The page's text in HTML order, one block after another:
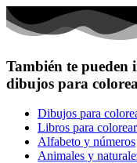
También te pueden
dibujos para
Dibujos para
Libros para colorear
Alfabeto y números
Animales y